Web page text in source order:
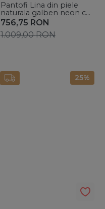
Pantofi Lina din piele
naturala galben neon cu
accesoriu auriu
756,75 RON
1.009,00RON
25%